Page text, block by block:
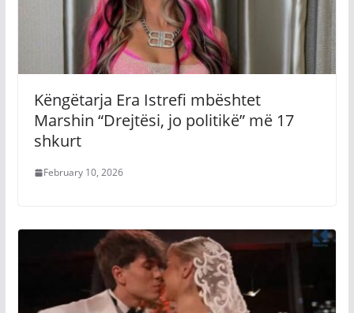
Këngëtarja Era Istrefi mbështet
Marshin “Drejtësi, jo politikë” më 17
shkurt
February 10, 2026